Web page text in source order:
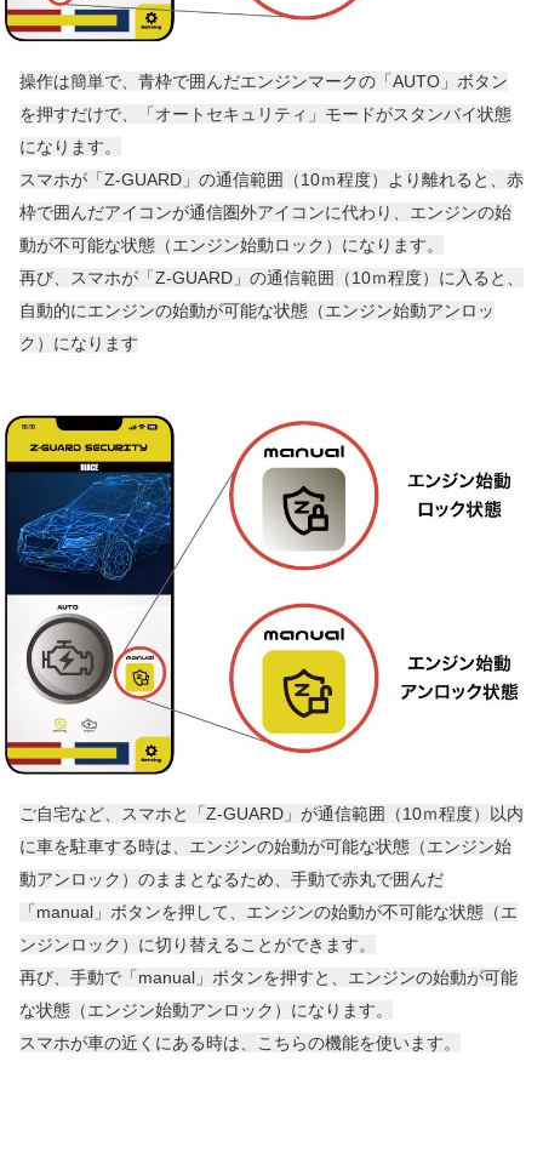
操作は簡単で、青枠で囲んだエンジンマークの「AUTO」ボタン
を押すだけで、「オートセキュリティ」モードがスタンバイ状態
になります。
スマホが「Z-GUARD」の通信範囲（10ｍ程度）より離れると、赤
枠で囲んだアイコンが通信圏外アイコンに代わり、エンジンの始
動が不可能な状態（エンジン始動ロック）になります。
再び、スマホが「Z-GUARD」の通信範囲（10ｍ程度）に入ると、
自動的にエンジンの始動が可能な状態（エンジン始動アンロッ
ク）になります
ご自宅など、スマホと「Z-GUARD」が通信範囲（10ｍ程度）以内
に車を駐車する時は、エンジンの始動が可能な状態（エンジン始
動アンロック）のままとなるため、手動で赤丸で囲んだ
「manual」ボタンを押して、エンジンの始動が不可能な状態（エ
ンジンロック）に切り替えることができます。
再び、手動で「manual」ボタンを押すと、エンジンの始動が可能
な状態（エンジン始動アンロック）になります。
スマホが車の近くにある時は、こちらの機能を使います。